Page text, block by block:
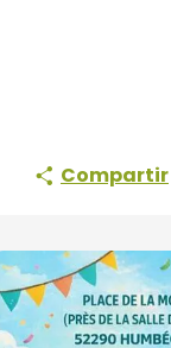
Compartir